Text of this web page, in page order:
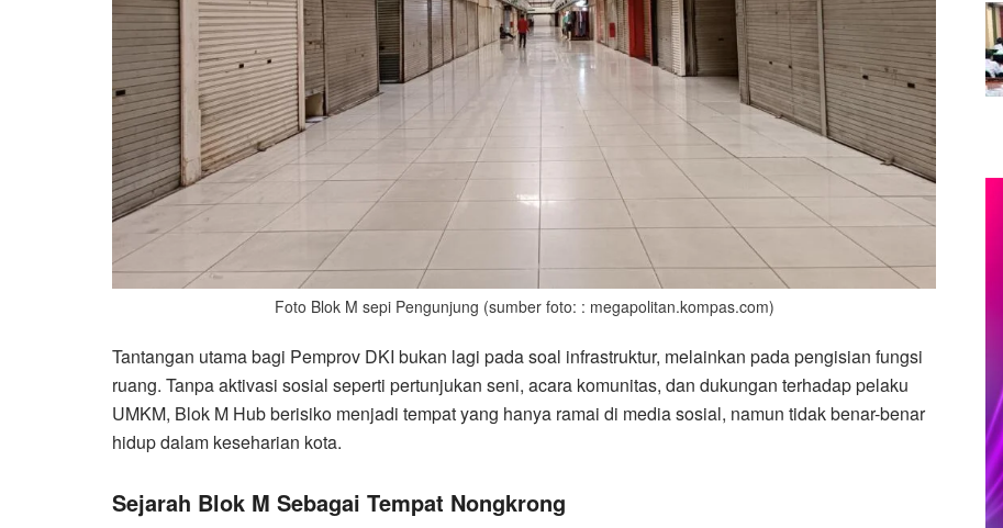
Foto Blok M sepi Pengunjung (sumber foto: : megapolitan.kompas.com)
Tantangan utama bagi Pemprov DKI bukan lagi pada soal infrastruktur, melainkan pada pengisian fungsi
ruang. Tanpa aktivasi sosial seperti pertunjukan seni, acara komunitas, dan dukungan terhadap pelaku
UMKM, Blok M Hub berisiko menjadi tempat yang hanya ramai di media sosial, namun tidak benar-benar
hidup dalam keseharian kota.
Sejarah Blok M Sebagai Tempat Nongkrong